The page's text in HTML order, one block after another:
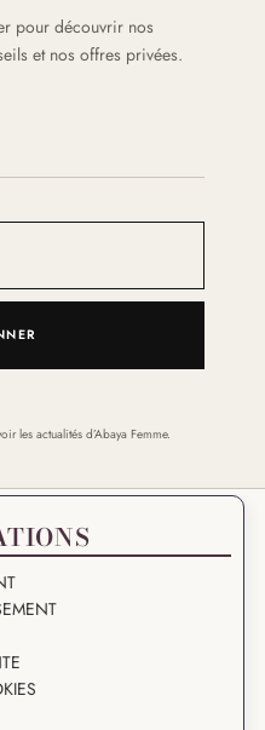
pour découvrir nos
et nos offres privées.
les actualités d’Abaya Femme.